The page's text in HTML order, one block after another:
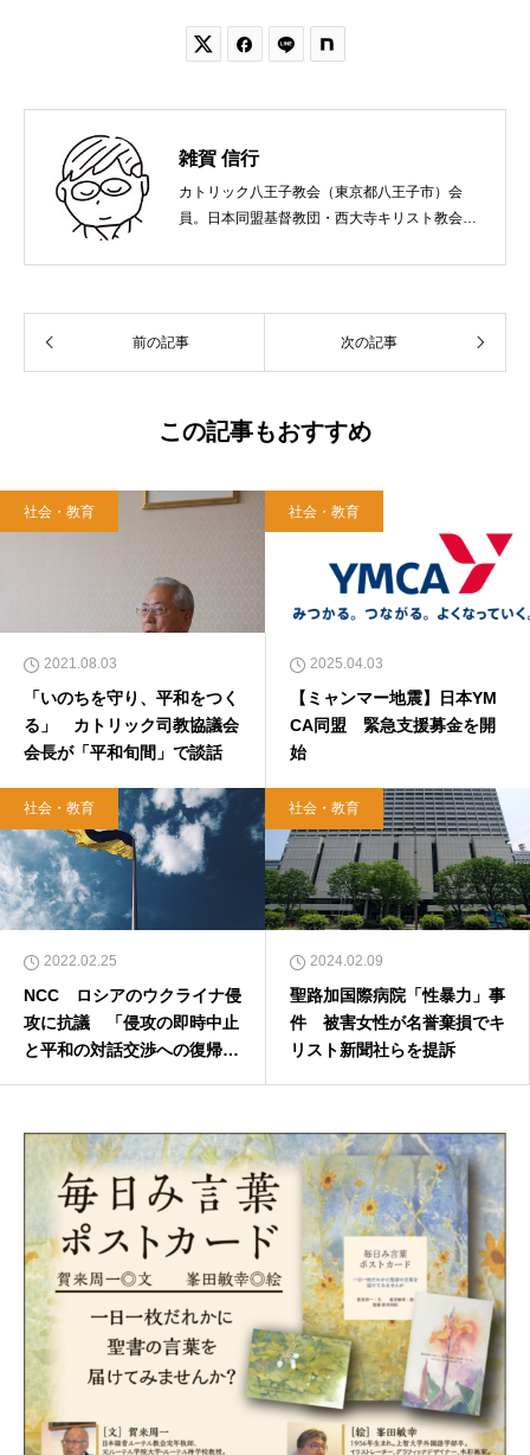
 
雑賀 信行
カトリック八王子教会（東京都八王子市）会
員。日本同盟基督教団・西大寺キリスト教会
れ。関西学院大学社会学部卒業。９０年代、い
て、雜賀編集工房として独立。
前の記事 次の記事
この記事もおすすめ
社会・教育
2021.08.03
「いのちを守り、平和をつく
る」 カトリック司教協議会
会長が「平和旬間」で談話
社会・教育
2025.04.03
【ミャンマー地震】日本YM
CA同盟 緊急支援募金を開
始
社会・教育
2022.02.25
NCC ロシアのウクライナ侵
攻に抗議 「侵攻の即時中止
と平和の対話交渉への復帰
社会・教育
2024.02.09
聖路加国際病院「性暴力」事
件 被害女性が名誉棄損でキ
リスト新聞社らを提訴